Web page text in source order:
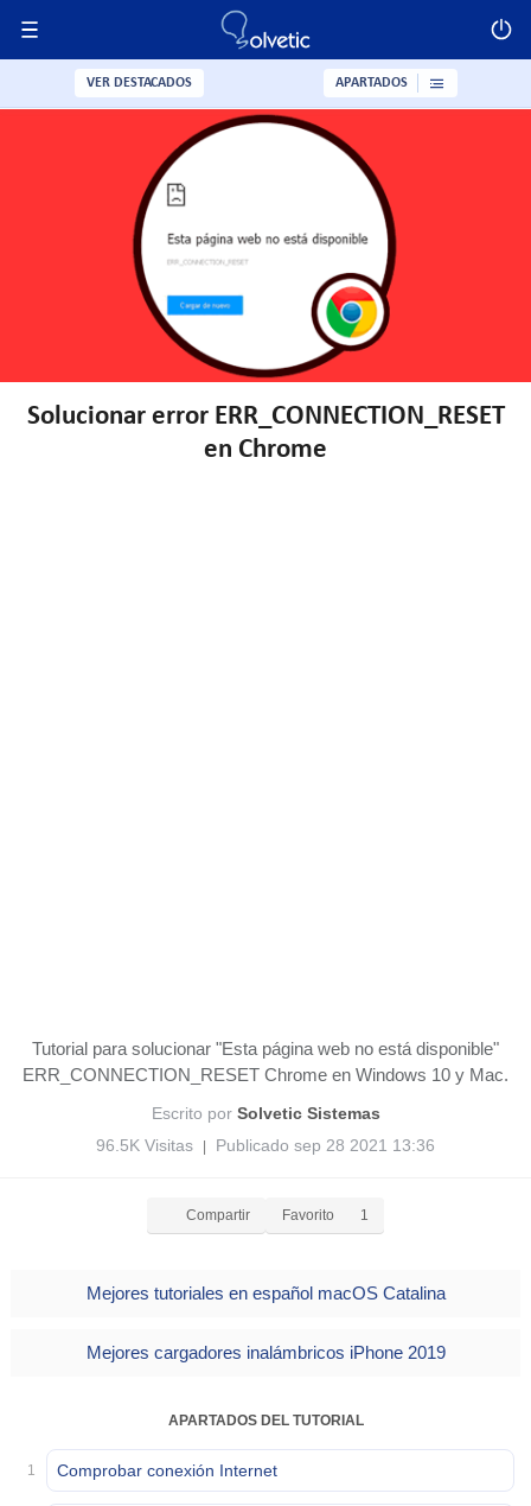
Solucionar error ERR_CONNECTION_RESET
en Chrome
Tutorial para solucionar "Esta página web no está disponible"
ERR_CONNECTION_RESET Chrome en Windows 10 y Mac.
Escrito por Solvetic Sistemas
96.5K Visitas
Publicado sep 28 2021 13:36
Compartir Favorito 1
Mejores tutoriales en español macOS Catalina
Mejores cargadores inalámbricos iPhone 2019
APARTADOS DEL TUTORIAL
1 Comprobar conexión Internet
VER DESTACADOS APARTADOS